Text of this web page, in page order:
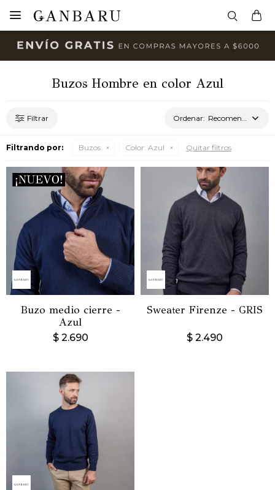

Buzos Hombre en color Azul
Recomendados
Filtrando por: Buzos Color: Azul Quitar filtros
Buzo medio cierre -
Azul
$ 2.690
Sweater Firenze - GRIS
$ 2.490